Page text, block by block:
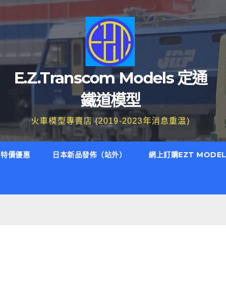
E.Z.Transcom Models 定通
鐵道模型
火車模型專賣店 (2019-2023年消息重温)
特價優惠 日本新品發佈（站外） 網上訂購EZT MODEL